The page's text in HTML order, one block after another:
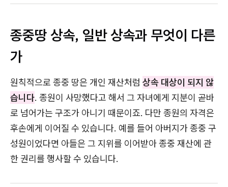
종중땅 상속, 일반 상속과 무엇이 다른
가
원칙적으로 종중 땅은 개인 재산처럼 상속 대상이 되지 않
습니다. 종원이 사망했다고 해서 그 자녀에게 지분이 곧바
로 넘어가는 구조가 아니기 때문이죠. 다만 종원의 자격은
후손에게 이어질 수 있습니다. 예를 들어 아버지가 종중 구
성원이었다면 아들은 그 지위를 이어받아 종중 재산에 관
한 권리를 행사할 수 있습니다.